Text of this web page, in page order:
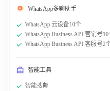
WhatsApp多聊助手
WhatsApp 云设备10个
WhatsApp Business API 营销号10
WhatsApp Business API 客服号2
智能工具
智能搜邮